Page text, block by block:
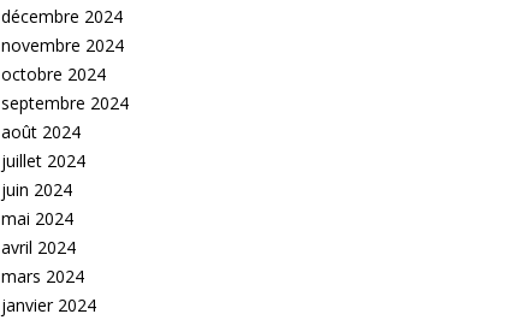
décembre 2024
novembre 2024
octobre 2024
septembre 2024
août 2024
juillet 2024
juin 2024
mai 2024
avril 2024
mars 2024
janvier 2024